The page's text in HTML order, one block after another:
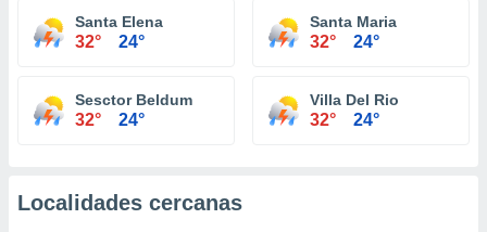
Santa Elena
32° 24°
Santa Maria
32° 24°
Sesctor Beldum
32° 24°
Villa Del Rio
32° 24°
Localidades cercanas